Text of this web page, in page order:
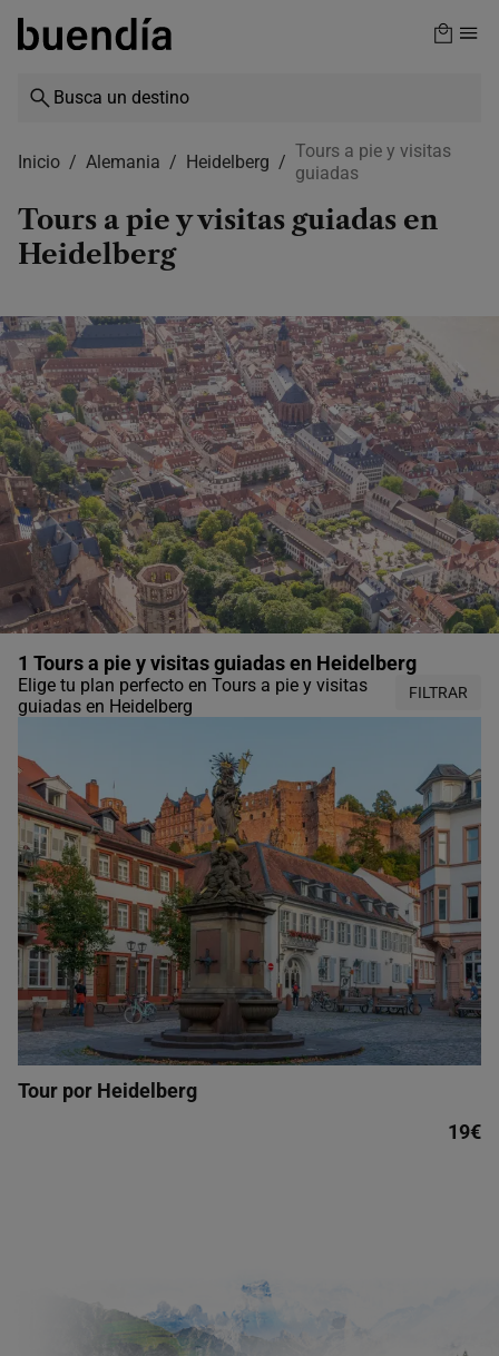
Skip
content
Inicio Alemania Heidelberg
Tours a pie y visitas
guiadas
Tours a pie y visitas guiadas en
Heidelberg
1 Tours a pie y visitas guiadas en Heidelberg
Elige tu plan perfecto en Tours a pie y visitas
guiadas en Heidelberg
FILTRAR
Tour por Heidelberg
19€